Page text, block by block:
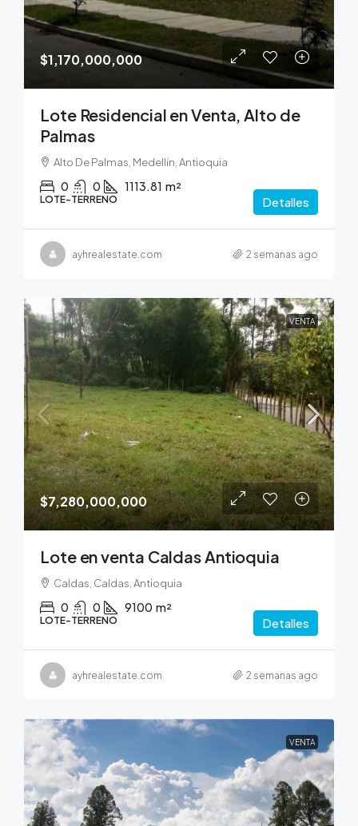
$1,170,000,000
Lote Residencial en Venta, Alto de
Palmas
Alto De Palmas, Medellín, Antioquia
0 0 1113.81 m²
LOTE-TERRENO Detalles
ayhrealestate.com 2 semanas ago
VENTA
$7,280,000,000
Lote en venta Caldas Antioquia
Caldas, Caldas, Antioquia
0 0 9100 m²
LOTE-TERRENO Detalles
ayhrealestate.com 2 semanas ago
VENTA